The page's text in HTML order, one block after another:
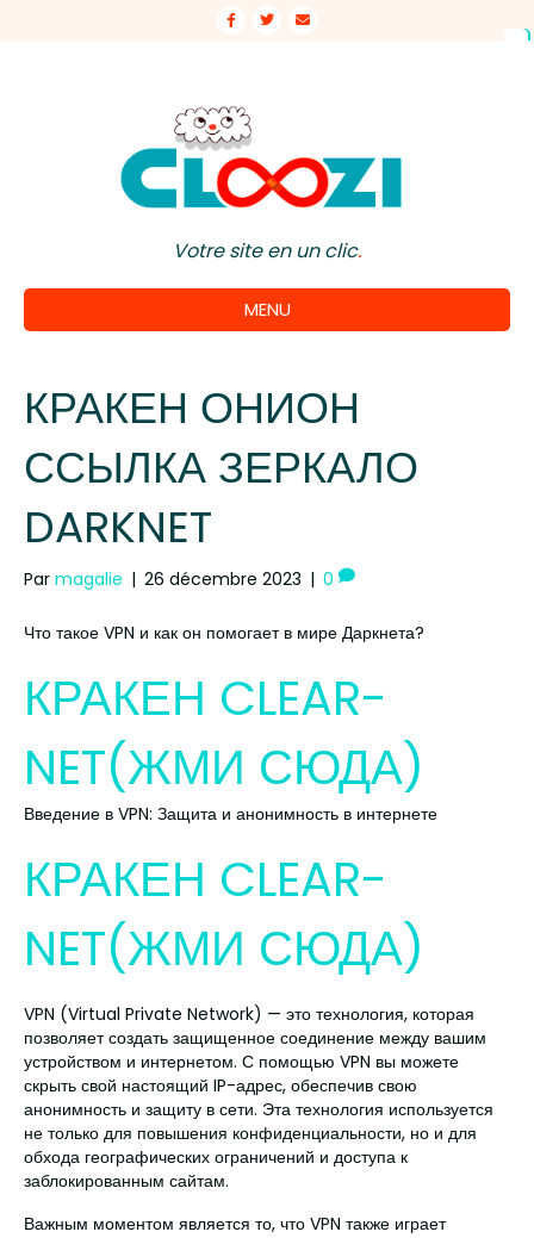
Facebook
TwitterEmail
Votre site en un clic.
MENU
КРАКЕН ОНИОН
ССЫЛКА ЗЕРКАЛО
DARKNET
Par magalie | 26 décembre 2023 | 0
Что такое VPN и как он помогает в мире Даркнета?
КРАКЕН CLEAR-
NET(ЖМИ СЮДА)
Введение в VPN: Защита и анонимность в интернете
КРАКЕН CLEAR-
NET(ЖМИ СЮДА)
VPN (Virtual Private Network) — это технология, которая
позволяет создать защищенное соединение между вашим
устройством и интернетом. С помощью VPN вы можете
скрыть свой настоящий IP-адрес, обеспечив свою
анонимность и защиту в сети. Эта технология используется
не только для повышения конфиденциальности, но и для
обхода географических ограничений и доступа к
заблокированным сайтам.
Важным моментом является то, что VPN также играет